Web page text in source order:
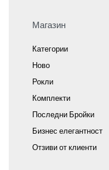
Магазин
Категории
Ново
Рокли
Комплекти
Последни Бройки
Бизнес елегантност
Отзиви от клиенти